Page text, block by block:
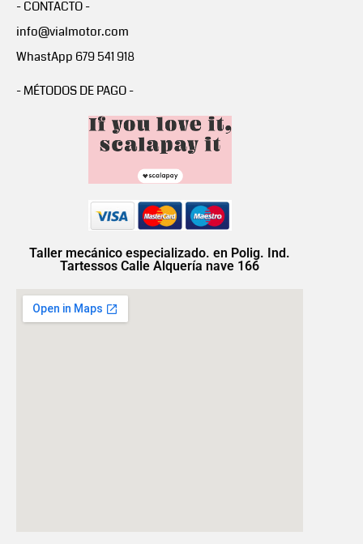
- CONTACTO -
info@vialmotor.com
WhastApp 679 541 918
- MÉTODOS DE PAGO -
Taller mecánico especializado. en Polig. Ind.
Tartessos Calle Alquería nave 166